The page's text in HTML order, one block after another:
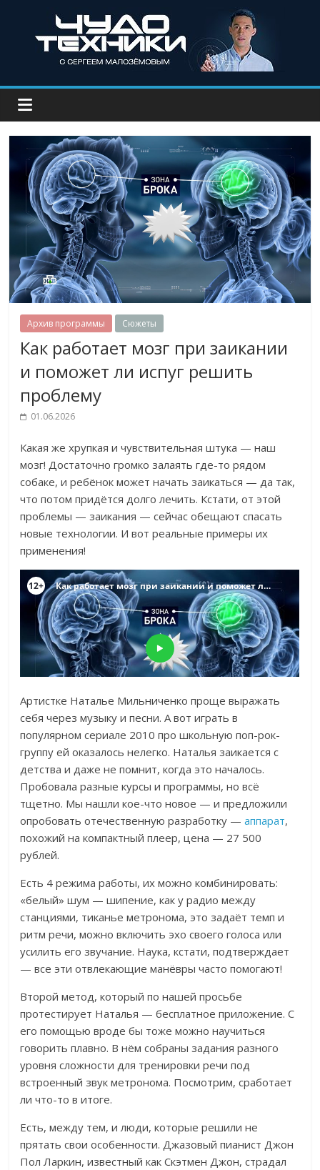
Архив программы Сюжеты
Как работает мозг при заикании
и поможет ли испуг решить
проблему
01.06.2026
Какая же хрупкая и чувствительная штука — наш
мозг! Достаточно громко залаять где-то рядом
собаке, и ребёнок может начать заикаться — да так,
что потом придётся долго лечить. Кстати, от этой
проблемы — заикания — сейчас обещают спасать
новые технологии. И вот реальные примеры их
применения!
Артистке Наталье Мильниченко проще выражать
себя через музыку и песни. А вот играть в
популярном сериале 2010 про школьную поп-рок-
группу ей оказалось нелегко. Наталья заикается с
детства и даже не помнит, когда это началось.
Пробовала разные курсы и программы, но всё
тщетно. Мы нашли кое-что новое — и предложили
опробовать отечественную разработку —аппарат,
похожий на компактный плеер, цена — 27 500
рублей.
Есть 4 режима работы, их можно комбинировать:
«белый» шум — шипение, как у радио между
станциями, тиканье метронома, это задаёт темп и
ритм речи, можно включить эхо своего голоса или
усилить его звучание. Наука, кстати, подтверждает
— все эти отвлекающие манёвры часто помогают!
Второй метод, который по нашей просьбе
протестирует Наталья — бесплатное приложение. С
его помощью вроде бы тоже можно научиться
говорить плавно. В нём собраны задания разного
уровня сложности для тренировки речи под
встроенный звук метронома. Посмотрим, сработает
ли что-то в итоге.
Есть, между тем, и люди, которые решили не
прятать свои особенности.Джазовый пианист Джон
Пол Ларкин, известный как Скэтмен Джон, страдал